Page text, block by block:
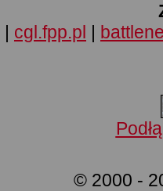
| cgl.fpp.pl |
© 2000 -